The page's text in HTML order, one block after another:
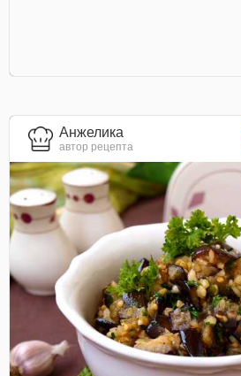
Анжелика
автор рецепта